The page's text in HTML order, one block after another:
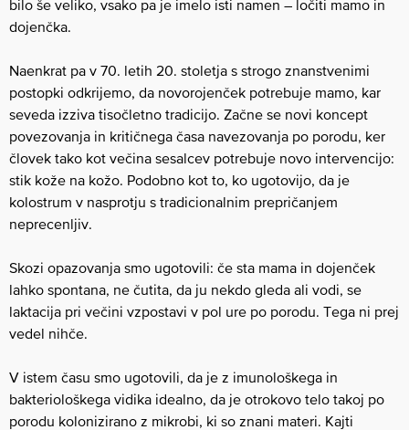
bilo še veliko, vsako pa je imelo isti namen – ločiti mamo in
dojenčka.
Naenkrat pa v 70. letih 20. stoletja s strogo znanstvenimi
postopki odkrijemo, da novorojenček potrebuje mamo, kar
seveda izziva tisočletno tradicijo. Začne se novi koncept
povezovanja in kritičnega časa navezovanja po porodu, ker
človek tako kot večina sesalcev potrebuje novo intervencijo:
stik kože na kožo. Podobno kot to, ko ugotovijo, da je
kolostrum v nasprotju s tradicionalnim prepričanjem
neprecenljiv.
Skozi opazovanja smo ugotovili: če sta mama in dojenček
lahko spontana, ne čutita, da ju nekdo gleda ali vodi, se
laktacija pri večini vzpostavi v pol ure po porodu. Tega ni prej
vedel nihče.
V istem času smo ugotovili, da je z imunološkega in
bakteriološkega vidika idealno, da je otrokovo telo takoj po
porodu kolonizirano z mikrobi, ki so znani materi. Kajti